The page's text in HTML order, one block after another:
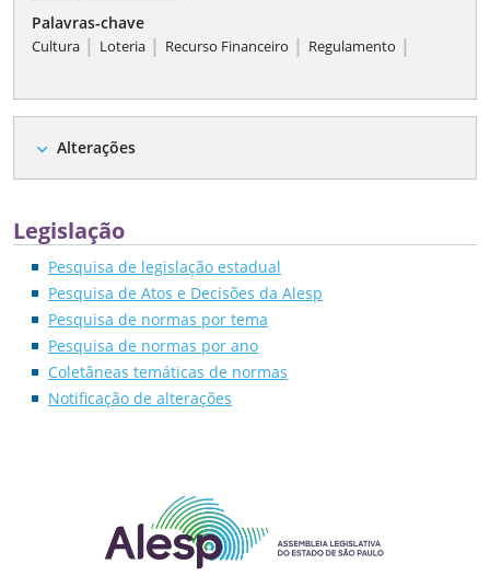
Palavras-chave
Cultura | Loteria | Recurso Financeiro | Regulamento |
expand_more Alterações
Legislação
Pesquisa de legislação estadual
Pesquisa de Atos e Decisões da Alesp
Pesquisa de normas por tema
Pesquisa de normas por ano
Coletâneas temáticas de normas
Notificação de alterações